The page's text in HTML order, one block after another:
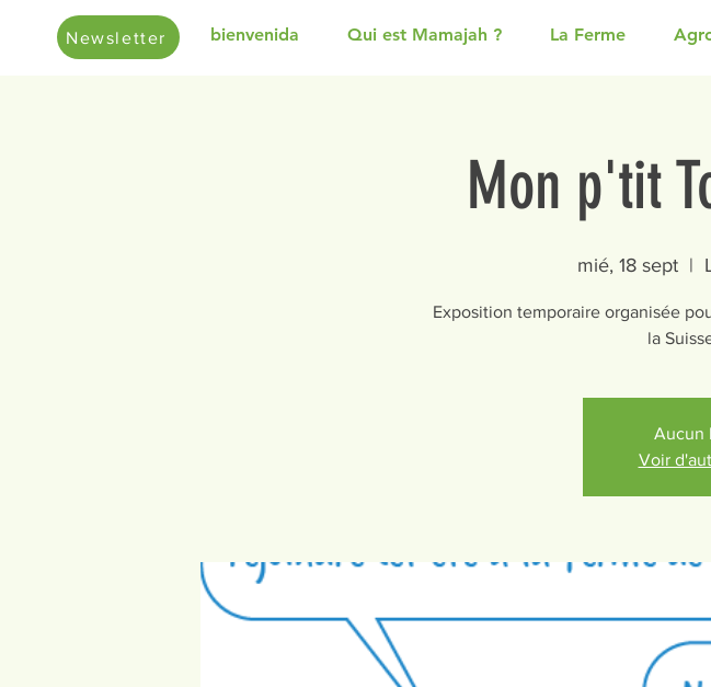
Newsletter bienvenida Qui est Mamajah ? La Ferme
Mon p'tit
mié, 18 sept
  |
Exposition temporaire organisée
la
Aucun
Voir